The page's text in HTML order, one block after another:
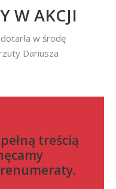
W AKCJI
w środę
Dariusza
treścią
.